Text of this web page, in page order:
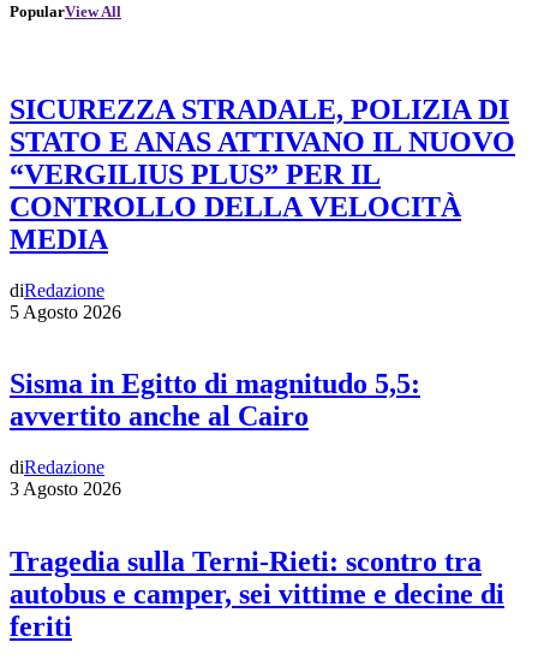
PopularView All
SICUREZZA STRADALE, POLIZIA DI
STATO E ANAS ATTIVANO IL NUOVO
“VERGILIUS PLUS” PER IL
CONTROLLO DELLA VELOCITÀ
MEDIA
diRedazione
5 Agosto 2026
Sisma in Egitto di magnitudo 5,5:
avvertito anche al Cairo
diRedazione
3 Agosto 2026
Tragedia sulla Terni-Rieti: scontro tra
autobus e camper, sei vittime e decine di
feriti